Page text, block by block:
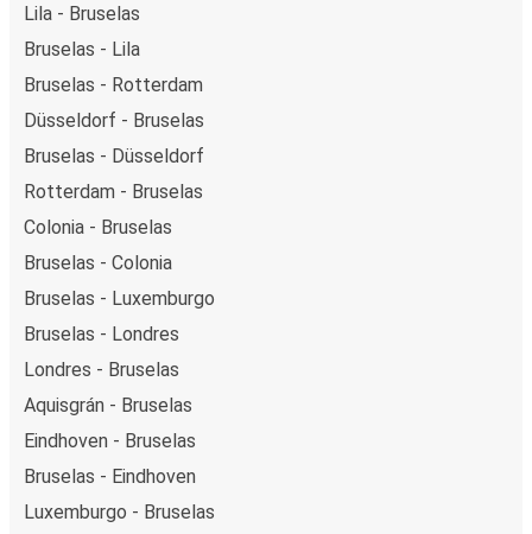
Lila - Bruselas
Bruselas - Lila
Bruselas - Rotterdam
Düsseldorf - Bruselas
Bruselas - Düsseldorf
Rotterdam - Bruselas
Colonia - Bruselas
Bruselas - Colonia
Bruselas - Luxemburgo
Bruselas - Londres
Londres - Bruselas
Aquisgrán - Bruselas
Eindhoven - Bruselas
Bruselas - Eindhoven
Luxemburgo - Bruselas